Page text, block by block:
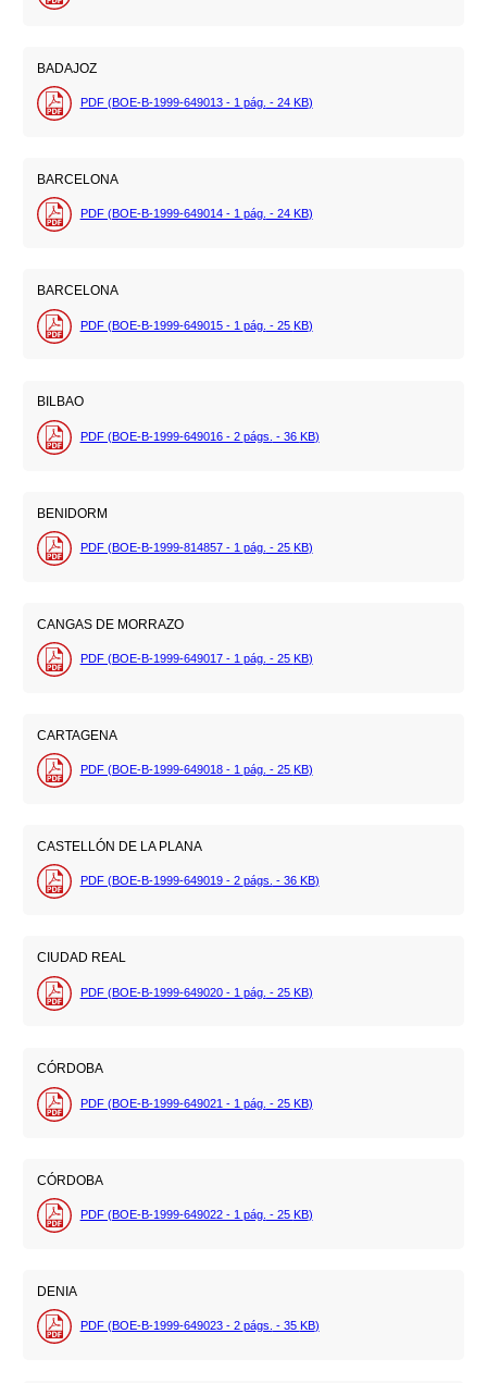
BADAJOZ
PDF (BOE-B-1999-649013 - 1 pág. - 24 KB)
BARCELONA
PDF (BOE-B-1999-649014 - 1 pág. - 24 KB)
BARCELONA
PDF (BOE-B-1999-649015 - 1 pág. - 25 KB)
BILBAO
PDF (BOE-B-1999-649016 - 2 págs. - 36 KB)
BENIDORM
PDF (BOE-B-1999-814857 - 1 pág. - 25 KB)
CANGAS DE MORRAZO
PDF (BOE-B-1999-649017 - 1 pág. - 25 KB)
CARTAGENA
PDF (BOE-B-1999-649018 - 1 pág. - 25 KB)
CASTELLÓN DE LA PLANA
PDF (BOE-B-1999-649019 - 2 págs. - 36 KB)
CIUDAD REAL
PDF (BOE-B-1999-649020 - 1 pág. - 25 KB)
CÓRDOBA
PDF (BOE-B-1999-649021 - 1 pág. - 25 KB)
CÓRDOBA
PDF (BOE-B-1999-649022 - 1 pág. - 25 KB)
DENIA
PDF (BOE-B-1999-649023 - 2 págs. - 35 KB)